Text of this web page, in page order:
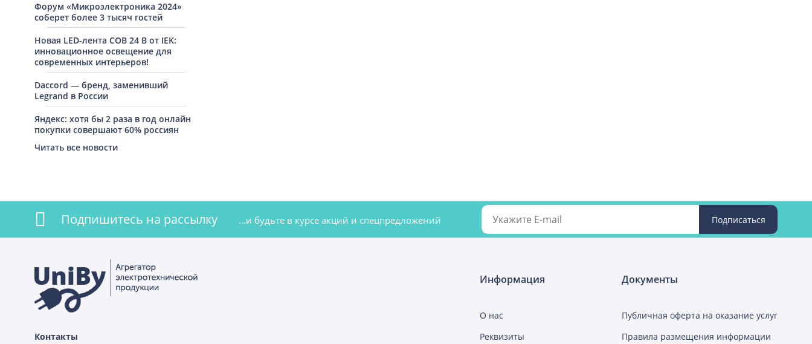
Форум «Микроэлектроника 2024»
соберет более 3 тысяч гостей
Новая LED-лента COB 24 В от IEK:
инновационное освещение для
современных интерьеров!
Daccord — бренд, заменивший
Legrand в России
Яндекс: хотя бы 2 раза в год онлайн
покупки совершают 60% россиян
Читать все новости
Подпишитесь на рассылку ...и будьте в курсе акций и спецпредложений
Контакты
Информация
О нас
Реквизиты
Документы
Публичная оферта на оказание услуг
Правила размещения информации